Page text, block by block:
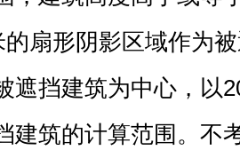
的扇形阴影区域作为
遮挡建筑为中心，以
建筑的计算范围。不